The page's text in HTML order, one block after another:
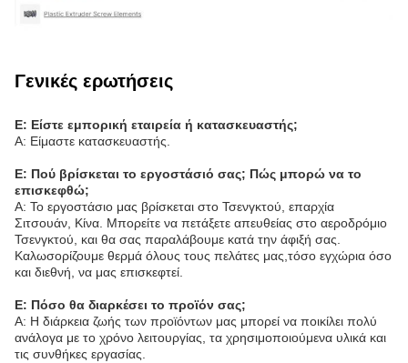
Γενικές ερωτήσεις
Ε: Είστε εμπορική εταιρεία ή κατασκευαστής;
Α: Είμαστε κατασκευαστής.
Ε: Πού βρίσκεται το εργοστάσιό σας; Πώς μπορώ να το
επισκεφθώ;
Α: Το εργοστάσιο μας βρίσκεται στο Τσενγκτού, επαρχία
Σιτσουάν, Κίνα. Μπορείτε να πετάξετε απευθείας στο αεροδρόμιο
Τσενγκτού, και θα σας παραλάβουμε κατά την άφιξή σας.
Καλωσορίζουμε θερμά όλους τους πελάτες μας,τόσο εγχώρια όσο
και διεθνή, να μας επισκεφτεί.
Ε: Πόσο θα διαρκέσει το προϊόν σας;
Α: Η διάρκεια ζωής των προϊόντων μας μπορεί να ποικίλει πολύ
ανάλογα με το χρόνο λειτουργίας, τα χρησιμοποιούμενα υλικά και
τις συνθήκες εργασίας.